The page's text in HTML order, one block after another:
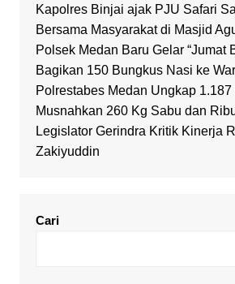
Kapolres Binjai ajak PJU Safari
Bersama Masyarakat di Masjid
Polsek Medan Baru Gelar “Jumat
Bagikan 150 Bungkus Nasi ke
Polrestabes Medan Ungkap
Musnahkan 260 Kg Sabu dan
Legislator Gerindra Kritik Kinerja
Zakiyuddin
Cari